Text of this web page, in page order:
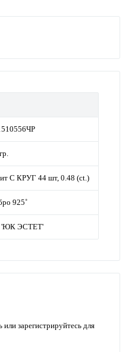
С КРУГ 44 шт, 0.48 (ct.)
925˚
ЭСТЕТ'
или зарегистрируйтесь для